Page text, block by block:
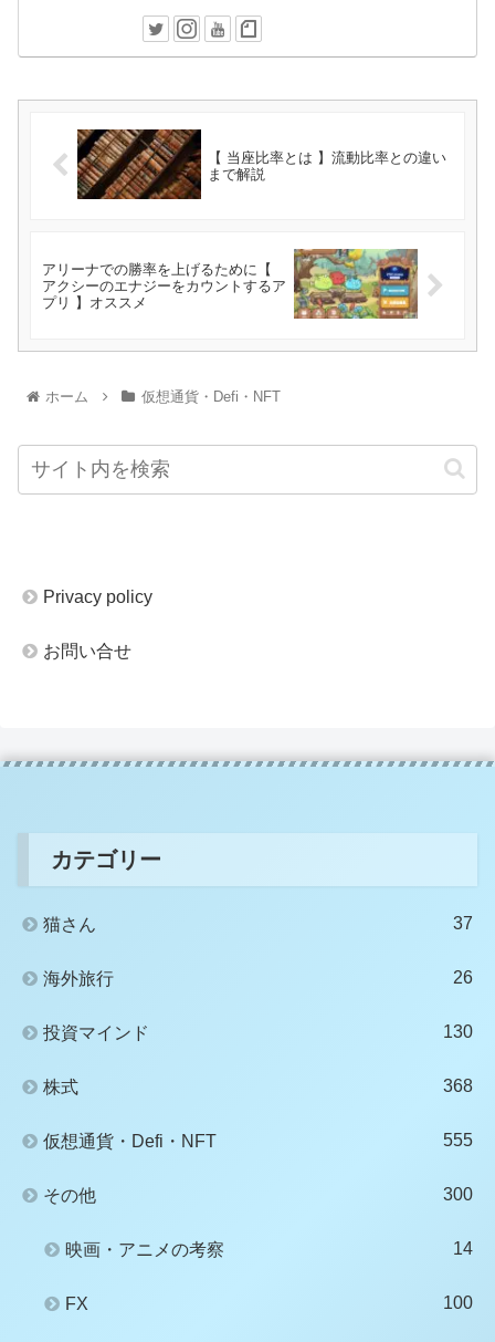
【 当座比率とは 】流動比率との違い
まで解説
アリーナでの勝率を上げるために【
アクシーのエナジーをカウントするア
プリ 】オススメ
ホーム 仮想通貨・Defi・NFT
Privacy policy
お問い合せ
カテゴリー
猫さん 37
海外旅行 26
投資マインド 130
株式 368
仮想通貨・Defi・NFT 555
その他 300
映画・アニメの考察 14
FX 100